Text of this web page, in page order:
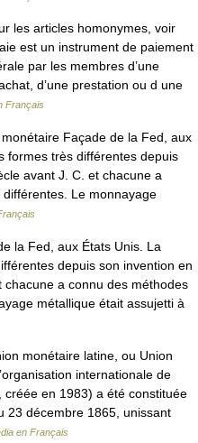
les articles homonymes, voir
est un instrument de paiement
par les membres d’une
d’une prestation ou d une
Français
Façade de la Fed, aux
formes très différentes depuis
avant J. C. et chacune a
Le monnayage
la Fed, aux États Unis. La
depuis son invention en
chacune a connu des méthodes
métallique était assujetti à
monétaire latine, ou Union
internationale de
en 1983) a été constituée
23 décembre 1865, unissant
en Français